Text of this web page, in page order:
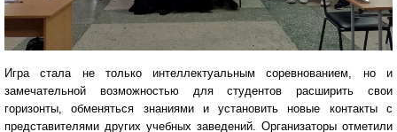
Игра стала не только интеллектуальным соревнованием, но и
замечательной возможностью для студентов расширить свои
горизонты, обменяться знаниями и установить новые контакты с
представителями других учебных заведений. Организаторы отметили